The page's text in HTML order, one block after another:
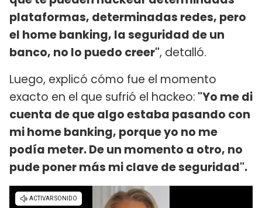
plataformas, determinadas redes, pero
el home banking, la seguridad de un
banco, no lo puedo creer", detalló.
Luego, explicó cómo fue el momento
exacto en el que sufrió el hackeo: "Yo me di
cuenta de que algo estaba pasando con
mi home banking, porque yo no me
podía meter. De un momento a otro, no
pude poner más mi clave de seguridad".